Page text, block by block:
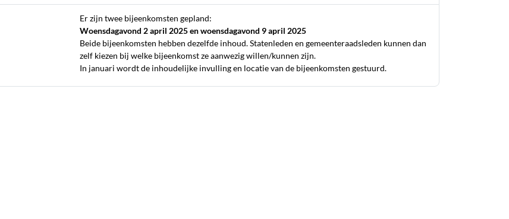
Er zijn twee bijeenkomsten gepland:
Woensdagavond 2 april 2025 en woensdagavond 9 april 2025
Beide bijeenkomsten hebben dezelfde inhoud. Statenleden en gemeenteraadsleden kunnen dan
zelf kiezen bij welke bijeenkomst ze aanwezig willen/kunnen zijn.
In januari wordt de inhoudelijke invulling en locatie van de bijeenkomsten gestuurd.